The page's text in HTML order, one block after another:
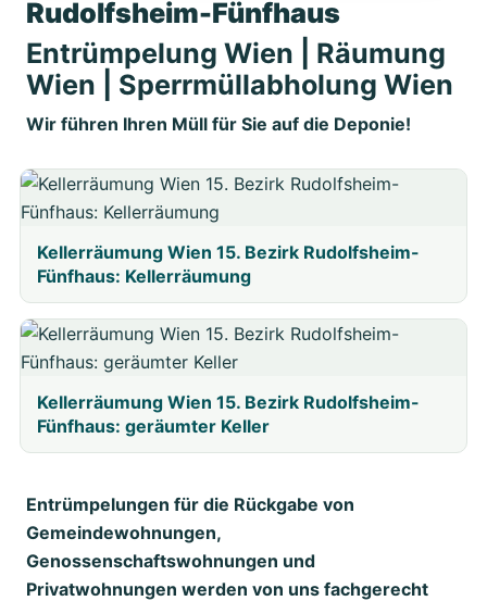
Rudolfsheim-Fünfhaus
Entrümpelung Wien | Räumung
Wien | Sperrmüllabholung Wien
Wir führen Ihren Müll für Sie auf die Deponie!
Kellerräumung Wien 15. Bezirk Rudolfsheim-
Fünfhaus: Kellerräumung
Kellerräumung Wien 15. Bezirk Rudolfsheim-
Fünfhaus: geräumter Keller
Entrümpelungen für die Rückgabe von
Gemeindewohnungen,
Genossenschaftswohnungen und
Privatwohnungen werden von uns fachgerecht